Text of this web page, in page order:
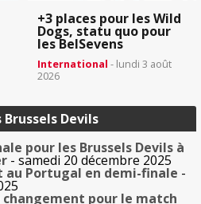
Brussels Devils
pour les Brussels Devils à
- samedi 20 décembre 2025
au Portugal en demi-finale -
pour le match
+3 places pour les Wild
Dogs, statu quo pour
les BelSevens
International - lundi 3 août
2026